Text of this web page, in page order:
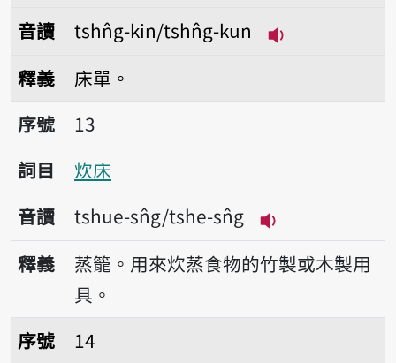
音讀
tshn̂g-kin/tshn̂g-kun
釋義
床單。
序號13炊床
序號
13
詞目
炊床
音讀
tshue-sn̂g/tshe-sn̂g
播放音讀
釋義
蒸籠。用來炊蒸食物的竹製或木製用
具。
序號14河床
序號
14